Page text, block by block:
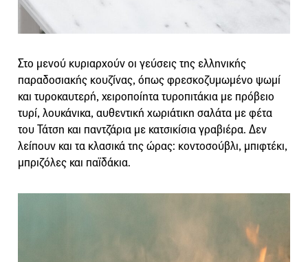
Στο μενού κυριαρχούν οι γεύσεις της ελληνικής
παραδοσιακής κουζίνας, όπως φρεσκοζυμωμένο ψωμί
και τυροκαυτερή, χειροποίητα τυροπιτάκια με πρόβειο
τυρί, λουκάνικα, αυθεντική χωριάτικη σαλάτα με φέτα
του Τάτση και παντζάρια με κατσικίσια γραβιέρα. Δεν
λείπουν και τα κλασικά της ώρας: κοντοσούβλι, μπιφτέκι,
μπριζόλες και παϊδάκια.